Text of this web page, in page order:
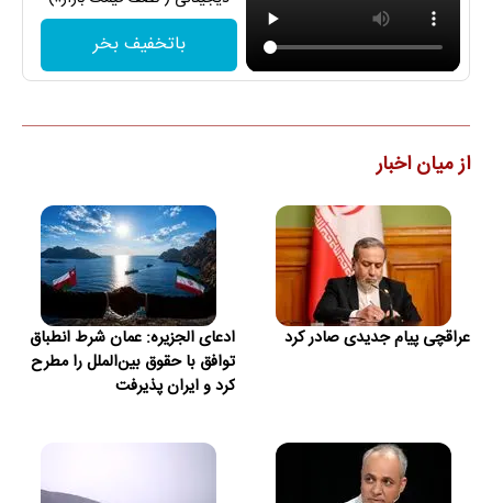
باتخفیف بخر
از میان اخبار
عراقچی پیام جدیدی صادر کرد
ادعای الجزیره: عمان شرط انطباق
توافق با حقوق بین‌الملل را مطرح
کرد و ایران پذیرفت